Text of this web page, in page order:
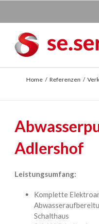
Home / Referenzen /
Adlershof
Leistungsumfang:
Komplette
Schalthaus